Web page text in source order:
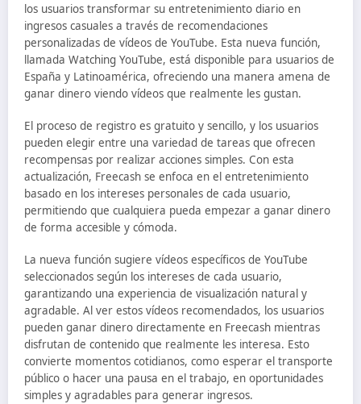
los usuarios transformar su entretenimiento diario en
ingresos casuales a través de recomendaciones
personalizadas de vídeos de YouTube. Esta nueva función,
llamada Watching YouTube, está disponible para usuarios de
España y Latinoamérica, ofreciendo una manera amena de
ganar dinero viendo vídeos que realmente les gustan.
El proceso de registro es gratuito y sencillo, y los usuarios
pueden elegir entre una variedad de tareas que ofrecen
recompensas por realizar acciones simples. Con esta
actualización, Freecash se enfoca en el entretenimiento
basado en los intereses personales de cada usuario,
permitiendo que cualquiera pueda empezar a ganar dinero
de forma accesible y cómoda.
La nueva función sugiere vídeos específicos de YouTube
seleccionados según los intereses de cada usuario,
garantizando una experiencia de visualización natural y
agradable. Al ver estos vídeos recomendados, los usuarios
pueden ganar dinero directamente en Freecash mientras
disfrutan de contenido que realmente les interesa. Esto
convierte momentos cotidianos, como esperar el transporte
público o hacer una pausa en el trabajo, en oportunidades
simples y agradables para generar ingresos.